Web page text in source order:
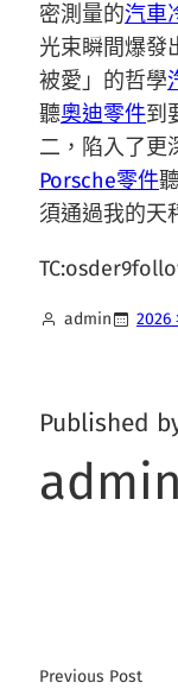
密測量的汽車
光束瞬間爆發
被愛」的哲學
聽奧迪零件到
二，陷入了更
Porsche零件
須通過我的天
admin 2026
Published
admin
Previous Post